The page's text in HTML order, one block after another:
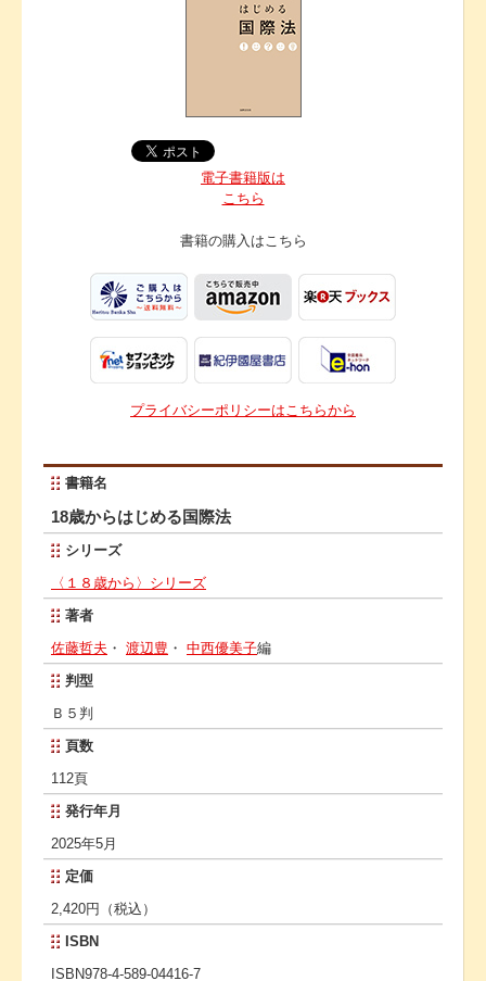
電子書籍版は
こちら
書籍の購入はこちら
プライバシーポリシーはこちらから
書籍名
18歳からはじめる国際法
シリーズ
〈１８歳から〉シリーズ
著者
佐藤哲夫 ・ 渡辺豊 ・ 中西優美子編
判型
Ｂ５判
頁数
112頁
発行年月
2025年5月
定価
2,420円（税込）
ISBN
ISBN978-4-589-04416-7